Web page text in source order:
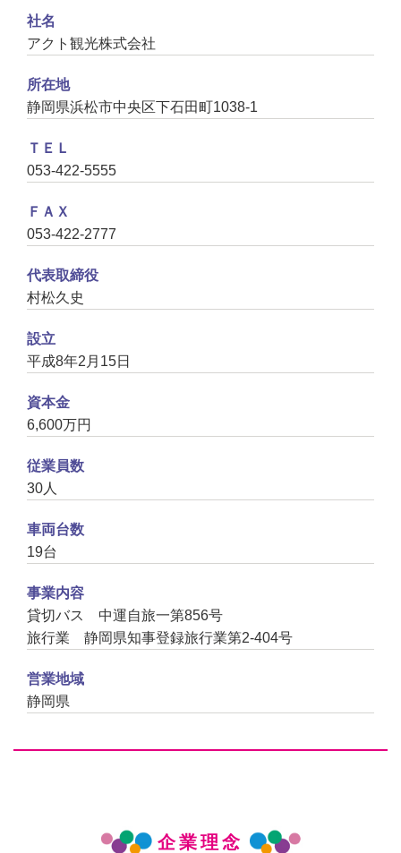
社名
アクト観光株式会社
所在地
静岡県浜松市中央区下石田町1038-1
ＴＥＬ
053-422-5555
ＦＡＸ
053-422-2777
代表取締役
村松久史
設立
平成8年2月15日
資本金
6,600万円
従業員数
30人
車両台数
19台
事業内容
貸切バス 中運自旅一第856号
旅行業 静岡県知事登録旅行業第2-404号
営業地域
静岡県
企業理念